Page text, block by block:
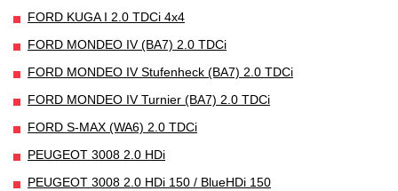
FORD KUGA I 2.0 TDCi 4x4
FORD MONDEO IV (BA7) 2.0 TDCi
FORD MONDEO IV Stufenheck (BA7) 2.0 TDCi
FORD MONDEO IV Turnier (BA7) 2.0 TDCi
FORD S-MAX (WA6) 2.0 TDCi
PEUGEOT 3008 2.0 HDi
PEUGEOT 3008 2.0 HDi 150 / BlueHDi 150